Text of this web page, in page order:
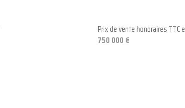
Prix de vente honoraires TTC
750 000 €